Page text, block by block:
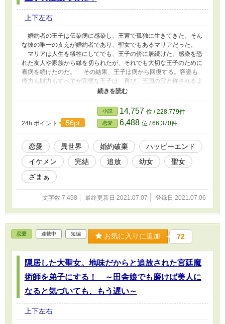
上下左右
婚約者の王子は伝染病に感染し、王宮で孤独に生きてきた。そん
な彼の唯一の支えが婚約者であり、聖女でもあるマリアだった。
マリアは人生を犠牲にしてでも、王子の傍に居続けた。感染を恐
れた友人や家族から縁を切られたが、それでも大切な王子のために
看病を続けたのだ。 その結果、王子は病から回復する。容姿も
権力も財力もすべてが完璧な王子は、再び、王国の宝と称されるよ
うになった。だが彼は長年尽くしてきたマリアに告げる。 「君と
彼女が王子を略奪したのだ。 手切れ金を渡され、捨てられたマ
リアは、王宮にいたくないと走り出す。そんな時、階段から足を滑
らせ、命を落としてしまった。そして目を覚ますと、身体が幼女の
姿へと変化していた。彼女は王子の愛娘に転生していたのだった。
この物語は頑張り屋の聖女が価値を認められ、ハッピーエンドを
迎えるまでのお話である。
24h.ポイント 56pt
小説 14,757 位 / 228,779件
恋愛 6,488 位 / 66,370件
恋愛 異世界 婚約破棄
ハッピーエンド
イケメン
完結 追放 幼女
聖女
ざまぁ
文字数 7,498 最終更新日 2021.07.07 登録日 2021.07.06
恋愛 連載中 短編 お気に入りに追加 72
隠居した大聖女。地味だからと追放された宮廷魔
術師を弟子にする！ ～田舎娘でも磨けば美人に
なると気づいても、もう遅い～
上下左右